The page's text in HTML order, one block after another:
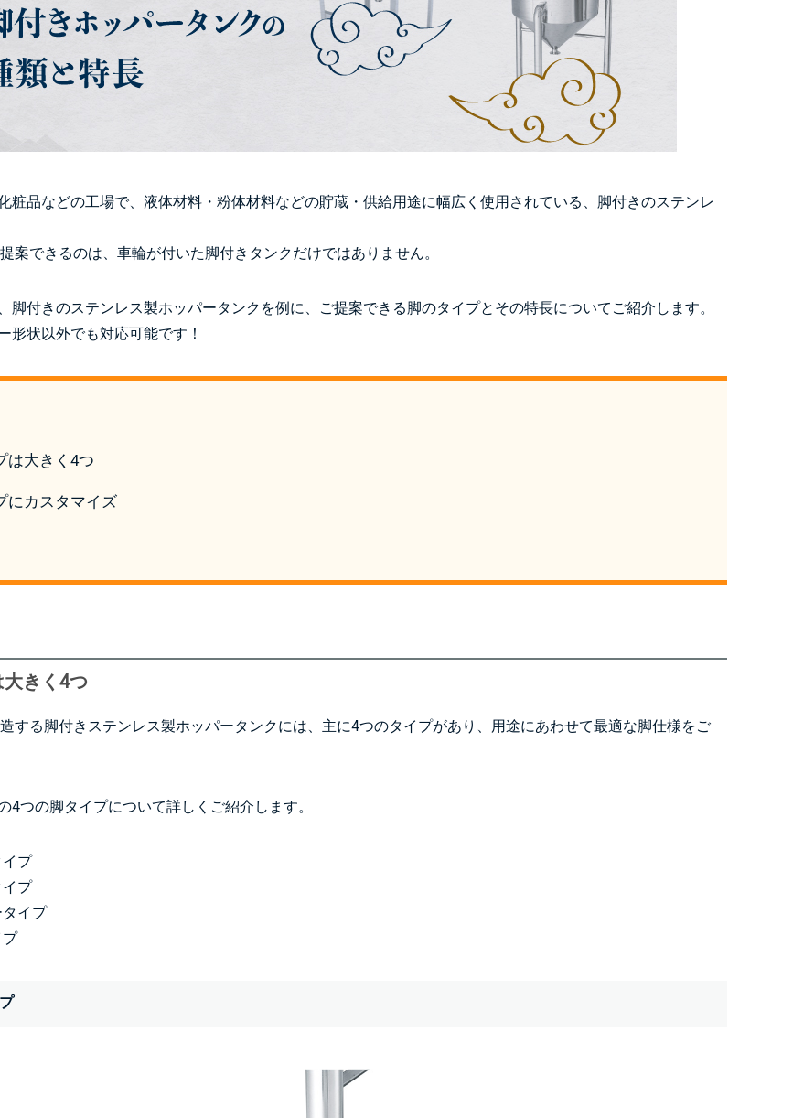
粧品などの工場で、液体材料・粉体材料などの貯蔵・供給用途に幅広く使用されている、脚付きのステンレ
案できるのは、車輪が付いた脚付きタンクだけではありません。
脚付きのステンレス製ホッパータンクを例に、ご提案できる脚のタイプとその特長についてご紹介します。
形状以外でも対応可能です！
は大きく4つ
にカスタマイズ
きく4つ
造する脚付きステンレス製ホッパータンクには、主に4つのタイプがあり、用途にあわせて最適な脚仕様をご
4つの脚タイプについて詳しくご紹介します。
イプ
イプ
タイプ
プ